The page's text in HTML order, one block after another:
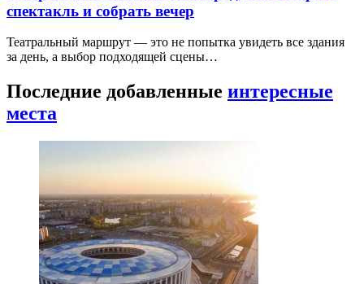
спектакль и собрать вечер
Театральный маршрут — это не попытка увидеть все здания
за день, а выбор подходящей сцены…
Последние добавленные интересные
места